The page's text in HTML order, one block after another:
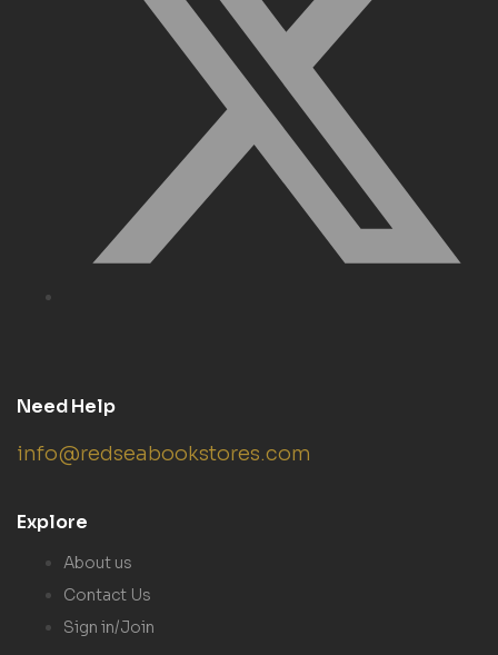
Need Help
info@redseabookstores.com
Explore
About us
Contact Us
Sign in/Join